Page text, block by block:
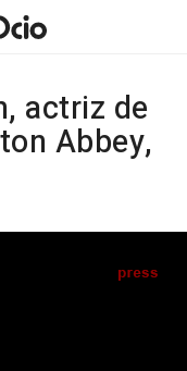
actriz de
Abbey,